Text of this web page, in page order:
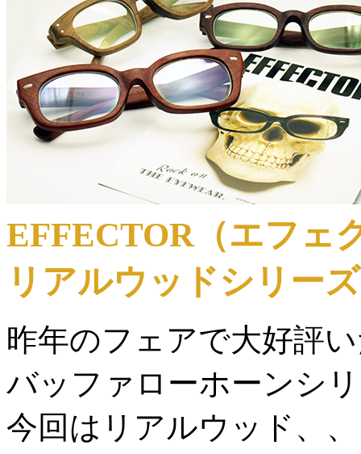
EFFECTOR（エフェ
リアルウッドシリーズ
昨年のフェアで大好評
バッファローホーンシ
今回はリアルウッド、